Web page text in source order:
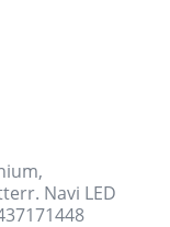
Navi LED